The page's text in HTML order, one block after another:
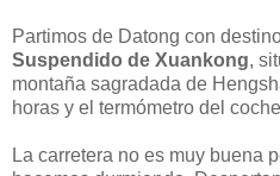
Partimos de Datong con
Suspendido de Xuankong,
montaña sagradada de
horas y el termómetro del
La carretera no es muy buena